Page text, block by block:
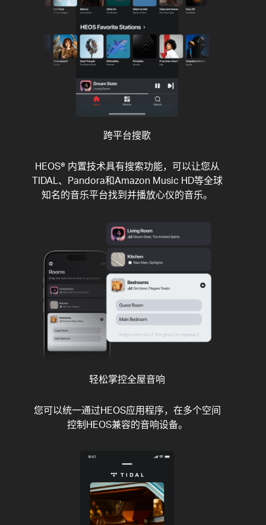
跨平台搜歌
HEOS® 内置技术具有搜索功能，可以让您从
TIDAL、Pandora和Amazon Music HD等全球
知名的音乐平台找到并播放心仪的音乐。
轻松掌控全屋音响
您可以统一通过HEOS应用程序，在多个空间
控制HEOS兼容的音响设备。